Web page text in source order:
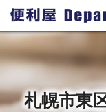
札幌市東